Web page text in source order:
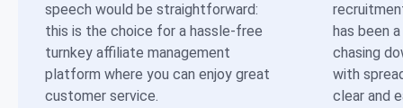
speech would be straightforward:
this is the choice for a hassle-free
turnkey affiliate management
platform where you can enjoy great
customer service.
has been
chasing
with
clear and